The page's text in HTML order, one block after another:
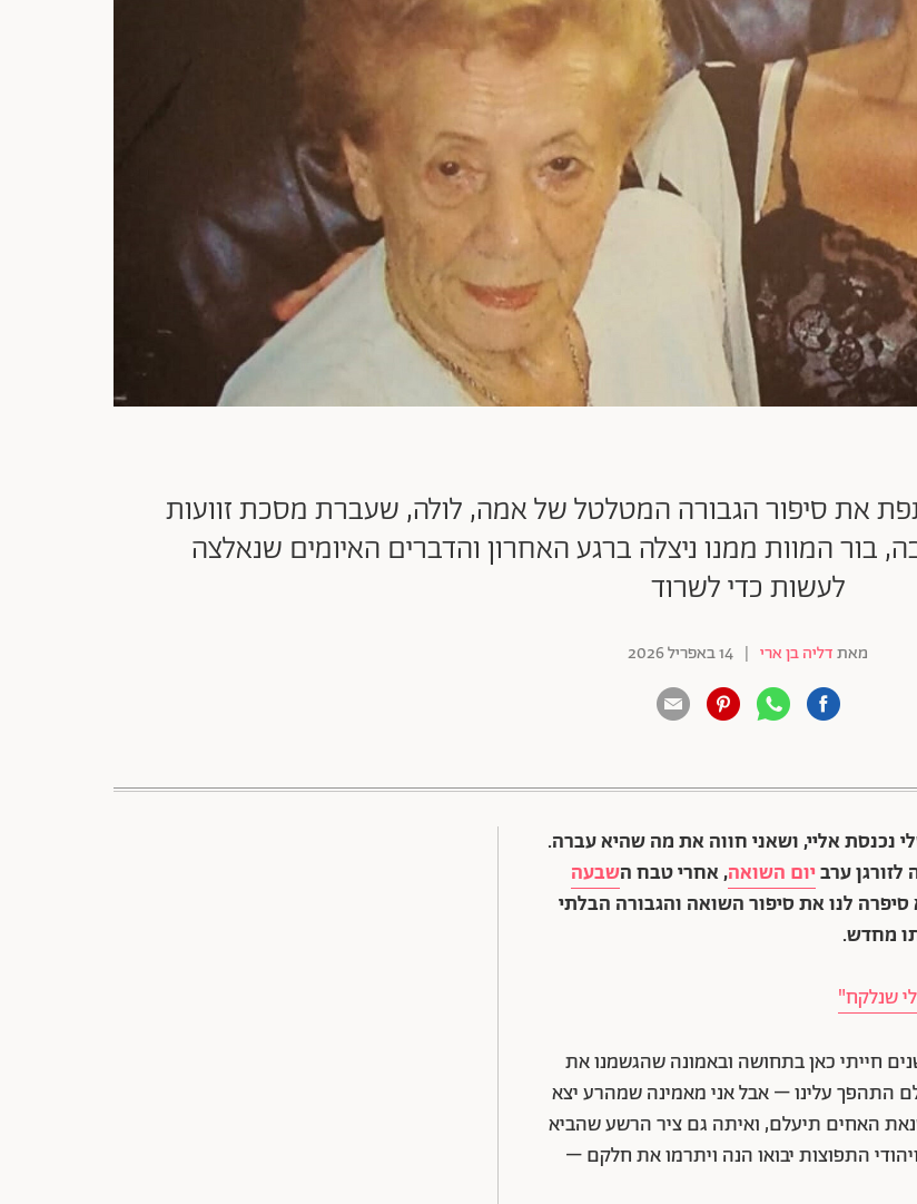
את סיפור הגבורה המטלטל של אמה, לולה, שעברת מסכת זוועות
המוות ממנו ניצלה ברגע האחרון והדברים האיומים שנאלצה
לעשות כדי לשרוד
מאתדליה בן ארי | 14 באפריל 2026
אליי, ושאני חווה את מה שהיא עברה.
ערביום השואה, אחרי טבח השבעה
לנו את סיפור השואה והגבורה הבלתי
מחדש.
חייתי כאן בתחושה ובאמונה שהגשמנו את
התהפך עלינו – אבל אני מאמינה שמהרע יצא
האחים תיעלם, ואיתה גם ציר הרשע שהביא
התפוצות יבואו הנה ויתרמו את חלקם –